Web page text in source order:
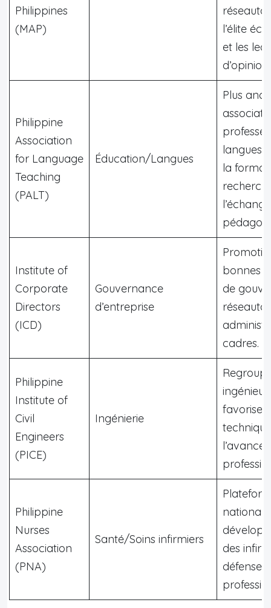
Philippines
(MAP)
l’élite
et les
d’opinion.
Philippine
Association
for Language
Teaching
(PALT)
Éducation/Langues
Plus
langues,
la
l’échange
Institute of
Corporate
Directors
(ICD)
Gouvernance
d’entreprise
bonnes
de
cadres.
Philippine
Institute of
Civil
Engineers
(PICE)
Ingénierie
favorise
Philippine
Nurses
Association
(PNA)
Santé/Soins infirmiers
des
défense